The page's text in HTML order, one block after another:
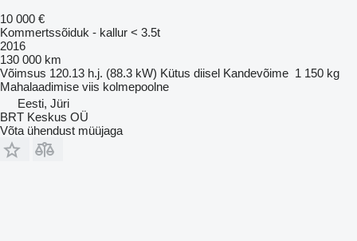
10 000 €
Kommertssõiduk - kallur < 3.5t
2016
130 000 km
Võimsus 120.13 h.j. (88.3 kW) Kütus diisel Kandevõime 1 150 kg
Mahalaadimise viis kolmepoolne
Eesti, Jüri
BRT Keskus OÜ
Võta ühendust müüjaga